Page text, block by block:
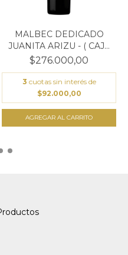
MALBEC DEDICADO
JUANITA ARIZU - ( CAJA
E...
$276.000,00
3 cuotas sin interés de
$92.000,00